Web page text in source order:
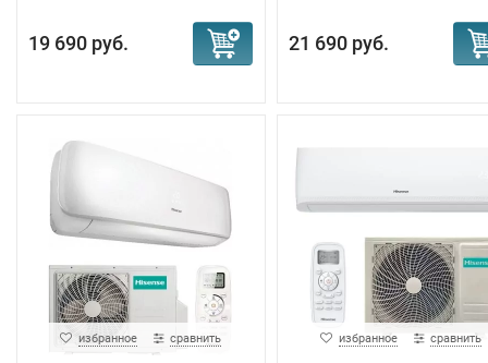
19 690 руб. 21 690 руб.
избранное сравнить избранное сравнить